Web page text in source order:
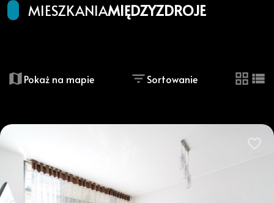
MIESZKANIAMIĘDZYZDROJE
−Pokaż na mapie Sortowanie
tabela